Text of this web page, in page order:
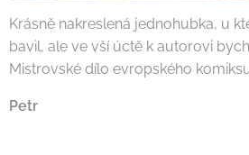
Krásně nakreslená jednohubka, u
bavil, ale ve vší úctě k autorovi
Mistrovské dílo evropského
Petr